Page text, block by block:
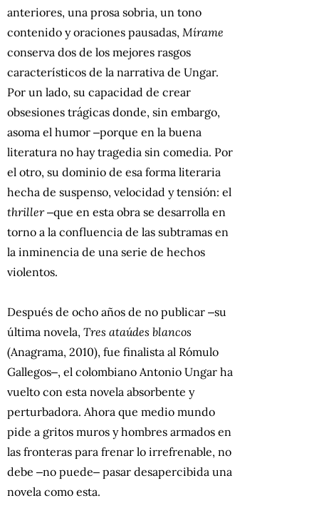
anteriores, una prosa sobria, un tono
contenido y oraciones pausadas, Mírame
conserva dos de los mejores rasgos
característicos de la narrativa de Ungar.
Por un lado, su capacidad de crear
obsesiones trágicas donde, sin embargo,
asoma el humor ‒porque en la buena
literatura no hay tragedia sin comedia. Por
el otro, su dominio de esa forma literaria
hecha de suspenso, velocidad y tensión: el
thriller‒que en esta obra se desarrolla en
torno a la confluencia de las subtramas en
la inminencia de una serie de hechos
violentos.
Después de ocho años de no publicar ‒su
última novela, Tres ataúdes blancos
(Anagrama, 2010), fue finalista al Rómulo
Gallegos‒, el colombiano Antonio Ungar ha
vuelto con esta novela absorbente y
perturbadora. Ahora que medio mundo
pide a gritos muros y hombres armados en
las fronteras para frenar lo irrefrenable, no
debe ‒no puede‒ pasar desapercibida una
novela como esta.